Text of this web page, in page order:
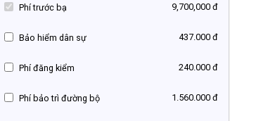
Phí trước bạ 9,700,000 đ
Bảo hiểm dân sự 437.000 đ
Phí đăng kiểm 240.000 đ
Phí bảo trì đường bộ 1.560.000 đ